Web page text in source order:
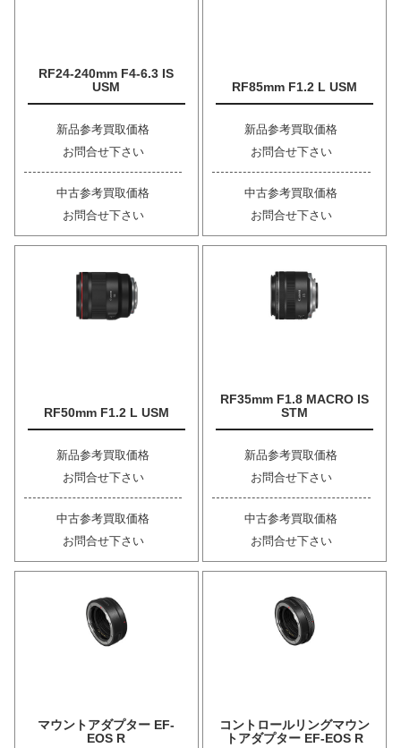
RF24-240mm F4-6.3 IS
USM
新品参考買取価格
お問合せ下さい
中古参考買取価格
お問合せ下さい
RF85mm F1.2 L USM
新品参考買取価格
お問合せ下さい
中古参考買取価格
お問合せ下さい
RF50mm F1.2 L USM
新品参考買取価格
お問合せ下さい
中古参考買取価格
お問合せ下さい
RF35mm F1.8 MACRO IS
STM
新品参考買取価格
お問合せ下さい
中古参考買取価格
お問合せ下さい
マウントアダプター EF-
EOS R
コントロールリングマウン
トアダプター EF-EOS R